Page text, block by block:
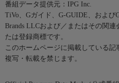
番組データ提供元：IPG Inc.
TiVo、Gガイド、G-GUIDE、および
Brands LLCおよび／またはその関
たは登録商標です。
このホームページに掲載している
複写・転載を禁じます。